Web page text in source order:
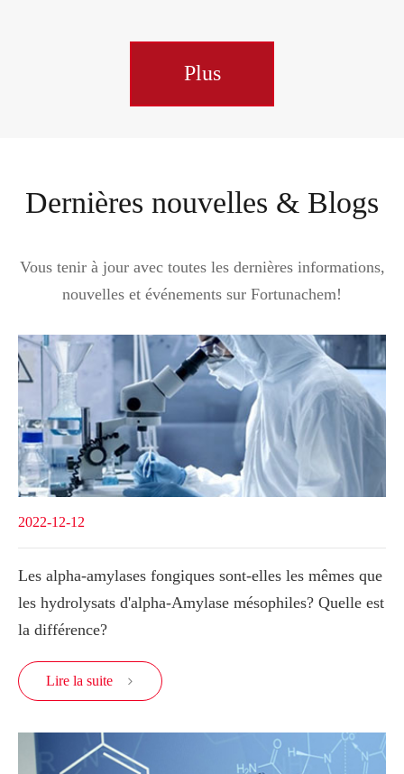
Plus
Dernières nouvelles & Blogs
Vous tenir à jour avec toutes les dernières informations,
nouvelles et événements sur Fortunachem!
2022-12-12
Les alpha-amylases fongiques sont-elles les mêmes que
les hydrolysats d'alpha-Amylase mésophiles? Quelle est
la différence?
Lire la suite 